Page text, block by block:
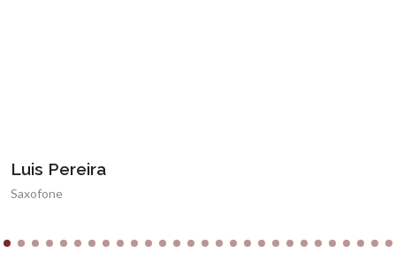
Luis Pereira
Saxofone